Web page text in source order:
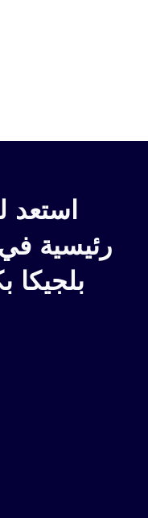
استعد
رئيسية
بلجيكا